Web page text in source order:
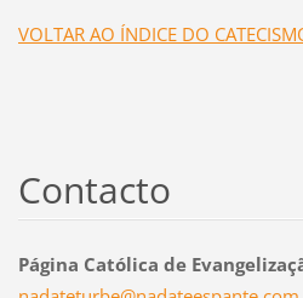
VOLTAR AO ÍNDICE DO
Contacto
Página Católica de